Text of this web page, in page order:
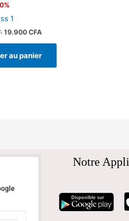
1
19.900CFA
au panier
Notre